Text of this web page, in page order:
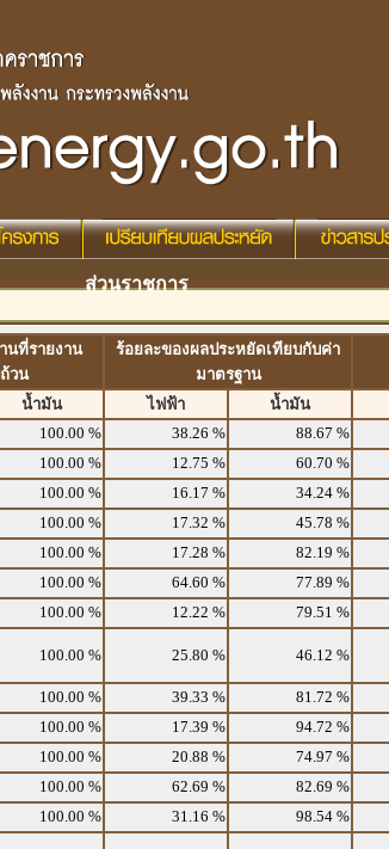
ส่วนราชการ
นที่รายงาน
วน
ร้อยละของผลประหยัดเทียบกับค่า
มาตรฐาน
น้ำมัน ไฟฟ้า น้ำมัน
100.00 % 38.26 % 88.67 %
100.00 % 12.75 % 60.70 %
100.00 % 16.17 % 34.24 %
100.00 % 17.32 % 45.78 %
100.00 % 17.28 % 82.19 %
100.00 % 64.60 % 77.89 %
100.00 % 12.22 % 79.51 %
100.00 % 25.80 % 46.12 %
100.00 % 39.33 % 81.72 %
100.00 % 17.39 % 94.72 %
100.00 % 20.88 % 74.97 %
100.00 % 62.69 % 82.69 %
100.00 % 31.16 % 98.54 %